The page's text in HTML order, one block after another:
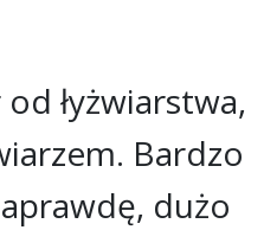
łyżwiarstwa,
Bardzo
dużo